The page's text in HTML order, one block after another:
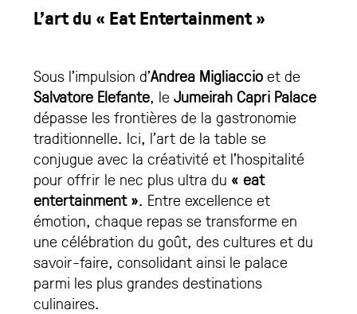
L’art du « Eat Entertainment »
Sous l’impulsion d’Andrea Migliaccioet de
Salvatore Elefante, leJumeirah Capri Palace
dépasse les frontières de la gastronomie
traditionnelle. Ici, l’art de la table se
conjugue avec la créativité et l’hospitalité
pour offrir le nec plus ultra du « eat
entertainment ». Entre excellence et
émotion, chaque repas se transforme en
une célébration du goût, des cultures et du
savoir-faire, consolidant ainsi le palace
parmi les plus grandes destinations
culinaires.